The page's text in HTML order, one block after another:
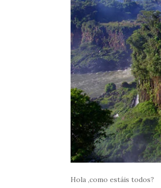
Hola ,como estáis todos?